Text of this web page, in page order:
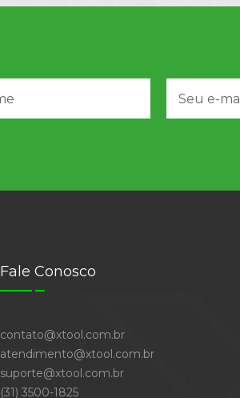
Fale Conosco
contato@xtool.com.br
atendimento@xtool.com.br
suporte@xtool.com.br
(31) 3500-1825